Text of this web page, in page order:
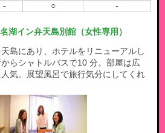
- ○ -
湖イン弁天島別館（女性専用）
島にあり、ホテルをリニューアルし
らシャトルバスで10 分。部屋は広
気。展望風呂で旅行気分にしてくれ